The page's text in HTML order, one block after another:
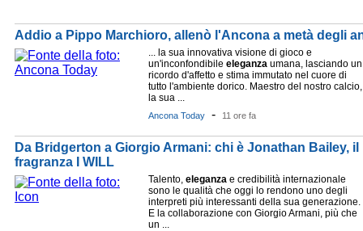
Addio a Pippo Marchioro, allenò l'Ancona a metà degli
... la sua innovativa visione di gioco e
un'inconfondibile eleganza umana, lasciando un
ricordo d'affetto e stima immutato nel cuore di
tutto l'ambiente dorico. Maestro del nostro calcio,
la sua ...
Ancona Today - 11 ore fa
Da Bridgerton a Giorgio Armani: chi è Jonathan Bailey,
fragranza I WILL
Talento, eleganza e credibilità internazionale
sono le qualità che oggi lo rendono uno degli
interpreti più interessanti della sua generazione.
E la collaborazione con Giorgio Armani, più che
un ...